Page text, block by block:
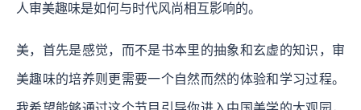
人审美趣味是如何与时代风尚相互影响的。
美，首先是感觉，而不是书本里的抽象和玄虚的知识，审
美趣味的培养则更需要一个自然而然的体验和学习过程。